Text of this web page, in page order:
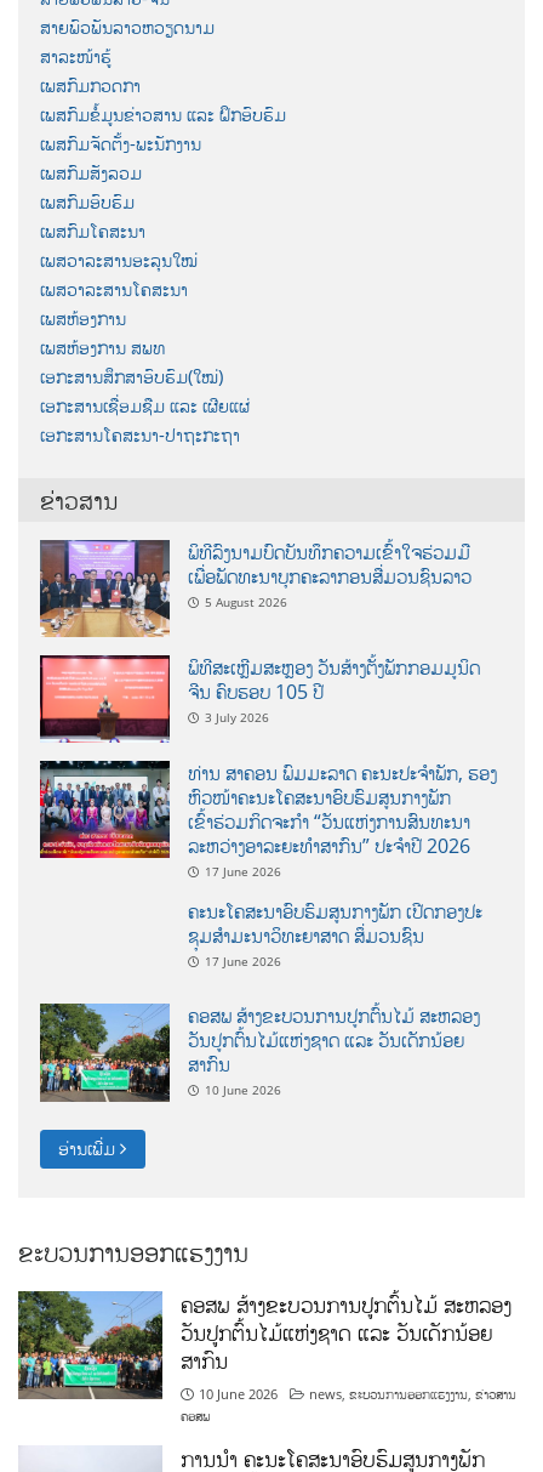
ສາຍພົວພັນລາວຫວຽດນາມ
ສາລະໜ້າຮູ້
ເພສກົມກວດກາ
ເພສກົມຂໍ້ມູນຂ່າວສານ ແລະ ຝຶກອົບຮົມ
ເພສກົມຈັດຕັ້ງ-ພະນັກງານ
ເພສກົມສັງລວມ
ເພສກົມອົບຮົມ
ເພສກົມໂຄສະນາ
ເພສວາລະສານອະລຸນໃໝ່
ເພສວາລະສານໂຄສະນາ
ເພສຫ້ອງການ
ເພສຫ້ອງການ ສພທ
ເອກະສານສຶກສາອົບຮົມ(ໃໝ່)
ເອກະສານເຊື່ອມຊືມ ແລະ ເຜີຍແຜ່
ເອກະສານໂຄສະນາ-ປາຖະກະຖາ
ຂ່າວສານ
ພິທີລົງນາມບົດບັນທຶກຄວາມເຂົ້າໃຈຮ່ວມມື
ເພື່ອພັດທະນາບຸກຄະລາກອນສື່ມວນຊົນລາວ
5 August 2026
ພິທີສະເຫຼີມສະຫຼອງ ວັນສ້າງຕັ້ງພັກກອມມູນິດ
ຈີນ ຄົບຮອບ 105 ປີ
3 July 2026
ທ່ານ ສາຄອນ ພົມມະລາດ ຄະນະປະຈໍາພັກ, ຮອງ
ຫົວໜ້າຄະນະໂຄສະນາອົບຮົມສູນກາງພັກ
ເຂົ້າຮ່ວມກິດຈະກຳ “ວັນແຫ່ງການສົນທະນາ
ລະຫວ່າງອາລະຍະທຳສາກົນ” ປະຈຳປີ 2026
17 June 2026
ຄະນະໂຄສະນາອົບຮົມສູນກາງພັກ ເປີດກອງປະ
ຊຸມສຳມະນາວິທະຍາສາດ ສຶ່ມວນຊົນ
17 June 2026
ຄອສພ ສ້າງຂະບວນການປູກຕົ້ນໄມ້ ສະຫລອງ
ວັນປູກຕົ້ນໄມ້ແຫ່ງຊາດ ແລະ ວັນເດັກນ້ອຍ
ສາກົນ
10 June 2026
ອ່ານເພີ່ມ
ຂະບວນການອອກແຮງງານ
ຄອສພ ສ້າງຂະບວນການປູກຕົ້ນໄມ້ ສະຫລອງ
ວັນປູກຕົ້ນໄມ້ແຫ່ງຊາດ ແລະ ວັນເດັກນ້ອຍ
ສາກົນ
10 June 2026 news,ຂະບວນການອອກແຮງງານ,ຂ່າວສານ
ຄອສພ
ການນໍາ ຄະນະໂຄສະນາອົບຮົມສູນກາງພັກ